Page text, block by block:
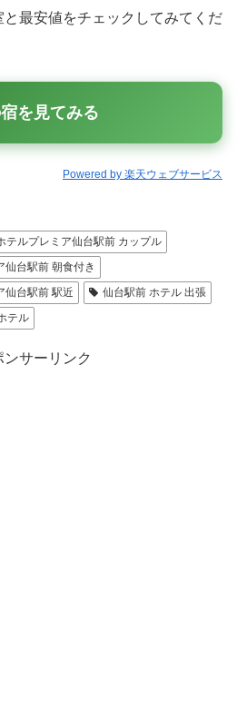
と最安値をチェックしてみてくだ
を見てみる
Powered by 楽天ウェブサービス
テルプレミア仙台駅前 カップル
仙台駅前 朝食付き
仙台駅前 駅近
仙台駅前 ホテル 出張
テル
ンサーリンク